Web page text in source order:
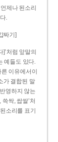
제나 된소리
.
짜기]
]’처럼 앞말의
예들도 있다.
이유에서이
가 결합된 말
영하지 않는
싹, 쌉쌀’처
소리를 표기